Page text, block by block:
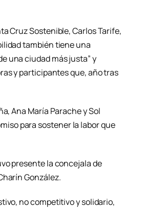
Cruz Sostenible, Carlos Tarife,
también tiene una
una ciudad más justa” y
y participantes que, año tras
Ana María Parache y Sol
para sostener la labor que
presente la concejala de
González.
no competitivo y solidario,